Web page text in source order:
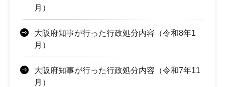
月）
大阪府知事が行った行政処分内容（令和8年1
月）
大阪府知事が行った行政処分内容（令和7年11
月）